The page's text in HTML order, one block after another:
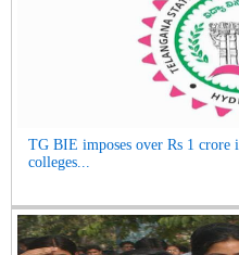
TG BIE imposes over Rs 1 crore
colleges...